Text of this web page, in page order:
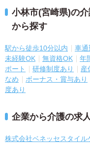
小林市(宮崎県)の
から探す
駅から徒歩10分以内 車通
未経験OK
無資格OK 年
ポート
研修制度あり 産
なめ
ボーナス・賞与あり
度あり
企業から介護の求
株式会社ベネッセスタイル